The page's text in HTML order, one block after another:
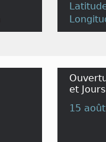
et
15 août